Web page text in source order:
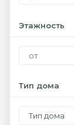
Этажность
Тип дома
Тип дома